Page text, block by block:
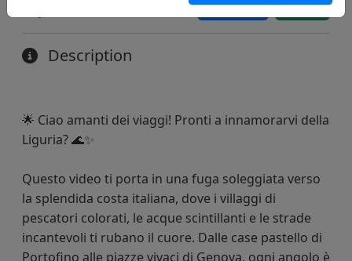
Description
🌟 Ciao amanti dei viaggi! Pronti a innamorarvi della
Liguria? 🌊✨
Questo video ti porta in una fuga soleggiata verso
la splendida costa italiana, dove i villaggi di
pescatori colorati, le acque scintillanti e le strade
incantevoli ti rubano il cuore. Dalle case pastello di
Portofino alle piazze vivaci di Genova, ogni angolo è